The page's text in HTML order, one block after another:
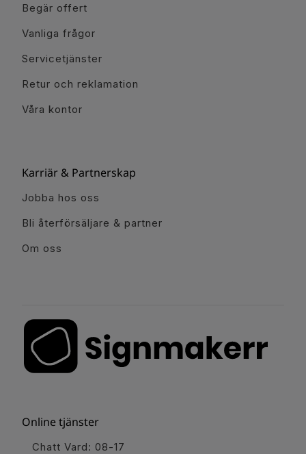
Begär offert
Vanliga frågor
Servicetjänster
Retur och reklamation
Våra kontor
Karriär & Partnerskap
Jobba hos oss
Bli återförsäljare & partner
Om oss
Online tjänster
Chatt Vard: 08-17